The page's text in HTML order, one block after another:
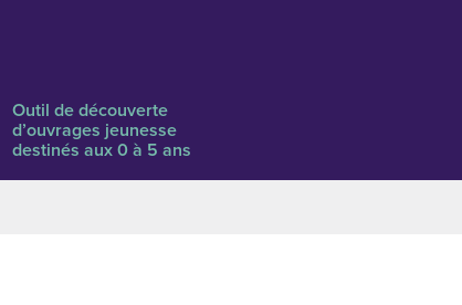
Outil de découverte
d’ouvrages jeunesse
destinés aux 0 à 5 ans